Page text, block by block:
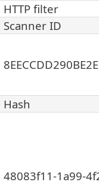
HTTP filter
Scanner ID
Hash
48083f11-1a99-